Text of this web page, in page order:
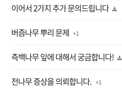
이어서 2가지 추가 문의드립니다
버즘나무 뿌리 문제 + 1
측백나무 잎에 대해서 궁금합니다!
전나무 증상을 의뢰합니다. + 1